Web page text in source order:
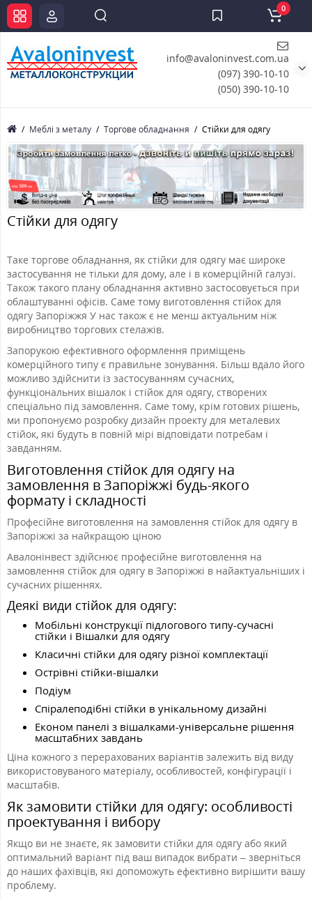
info@avaloninvest.com.ua
(097) 390-10-10
(050) 390-10-10
0
Меблі з металу Торгове обладнання Стійки для одягу
Стійки для одягу
Таке торгове обладнання, як стійки для одягу має широке
застосування не тільки для дому, але і в комерційній галузі.
Також такого плану обладнання активно застосовується при
облаштуванні офісів. Саме тому виготовлення стійок для
одягу Запоріжжя У нас також є не менш актуальним ніж
виробництво торгових стелажів.
Запорукою ефективного оформлення приміщень
комерційного типу є правильне зонування. Більш вдало його
можливо здійснити із застосуванням сучасних,
функціональних вішалок і стійок для одягу, створених
спеціально під замовлення. Саме тому, крім готових рішень,
ми пропонуємо розробку дизайн проекту для металевих
стійок, які будуть в повній мірі відповідати потребам і
завданням.
Виготовлення стійок для одягу на
замовлення в Запоріжжі будь-якого
формату і складності
Професійне виготовлення на замовлення стійок для одягу в
Запоріжжі за найкращою ціною
Авалонінвест здійснює професійне виготовлення на
замовлення стійок для одягу в Запоріжжі в найактуальніших і
сучасних рішеннях.
Деякі види стійок для одягу:
Мобільні конструкції підлогового типу-сучасні
стійки і Вішалки для одягу
Класичні стійки для одягу різної комплектації
Острівні стійки-вішалки
Подіум
Спіралеподібні стійки в унікальному дизайні
Економ панелі з вішалками-універсальне рішення
масштабних завдань
Ціна кожного з перерахованих варіантів залежить від виду
використовуваного матеріалу, особливостей, конфігурації і
масштабів.
Як замовити стійки для одягу: особливості
проектування і вибору
Якщо ви не знаєте, як замовити стійки для одягу або який
оптимальний варіант під ваш випадок вибрати – зверніться
до наших фахівців, які допоможуть ефективно вирішити вашу
проблему.